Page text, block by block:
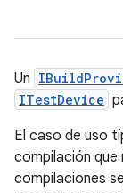
Un
ITestDevice
El caso de uso
compilación
compilaciones